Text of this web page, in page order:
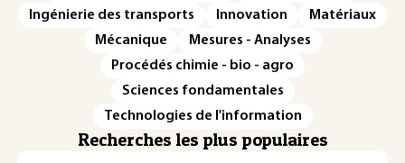
Ingénierie des transports
Innovation
Matériaux
Mécanique
Mesures - Analyses
Procédés chimie - bio - agro
Sciences fondamentales
Technologies de l'information
Recherches les plus populaires